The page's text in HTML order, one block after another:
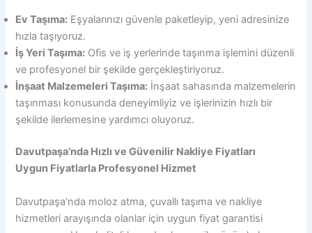
Ev Taşıma: Eşyalarınızı güvenle paketleyip, yeni adresinize
hızla taşıyoruz.
İş Yeri Taşıma: Ofis ve iş yerlerinde taşınma işlemini düzenli
ve profesyonel bir şekilde gerçekleştiriyoruz.
İnşaat Malzemeleri Taşıma: İnşaat sahasında malzemelerin
taşınması konusunda deneyimliyiz ve işlerinizin hızlı bir
şekilde ilerlemesine yardımcı oluyoruz.
Davutpaşa’nda Hızlı ve Güvenilir Nakliye Fiyatları
Uygun Fiyatlarla Profesyonel Hizmet
Davutpaşa’nda moloz atma, çuvallı taşıma ve nakliye
hizmetleri arayışında olanlar için uygun fiyat garantisi